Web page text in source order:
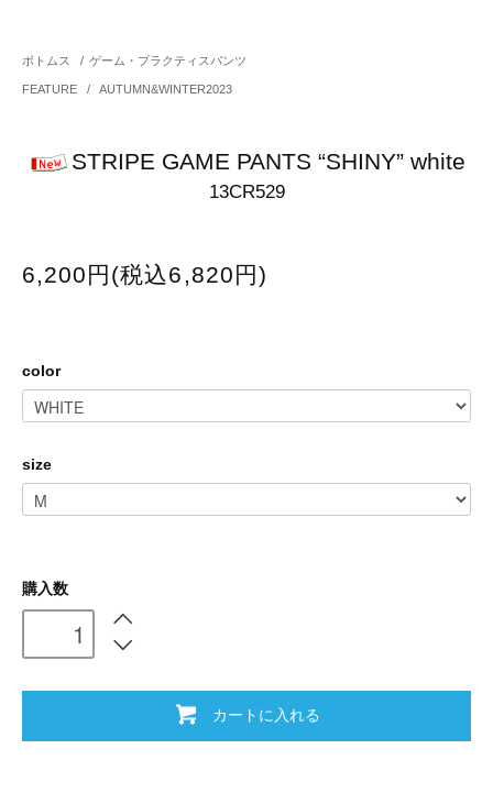
ボトムス / ゲーム・プラクティスパンツ
FEATURE / AUTUMN&WINTER2023
STRIPE GAME PANTS “SHINY” white
13CR529
6,200円(税込6,820円)
color
size
購入数
カートに入れる